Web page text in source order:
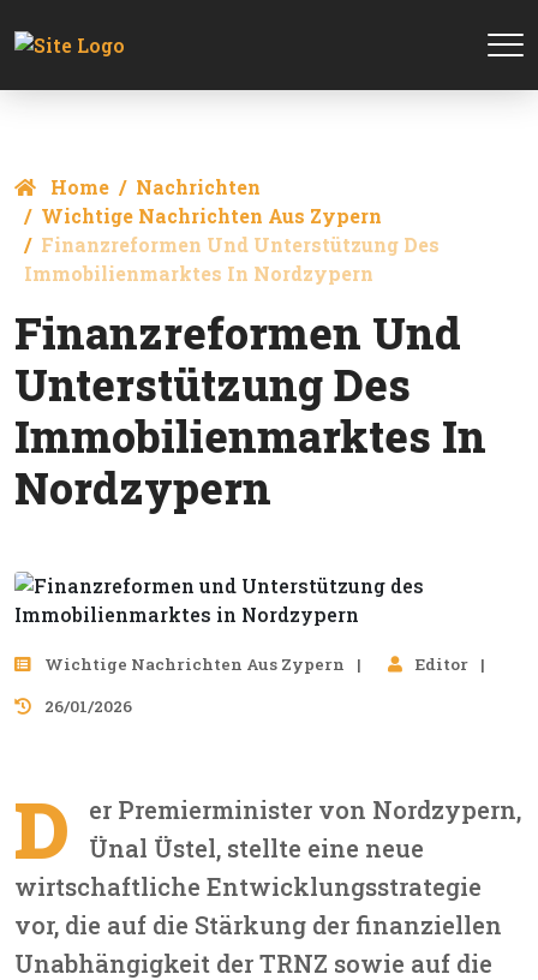
Home
Nachrichten
Wichtige Nachrichten Aus Zypern
Finanzreformen Und Unterstützung Des
Immobilienmarktes In Nordzypern
Finanzreformen Und
Unterstützung Des
Immobilienmarktes In
Nordzypern
Wichtige Nachrichten Aus Zypern
Editor
26/01/2026
D
er Premierminister von Nordzypern,
Ünal Üstel, stellte eine neue
wirtschaftliche Entwicklungsstrategie
vor, die auf die Stärkung der finanziellen
Unabhängigkeit der TRNZ sowie auf die